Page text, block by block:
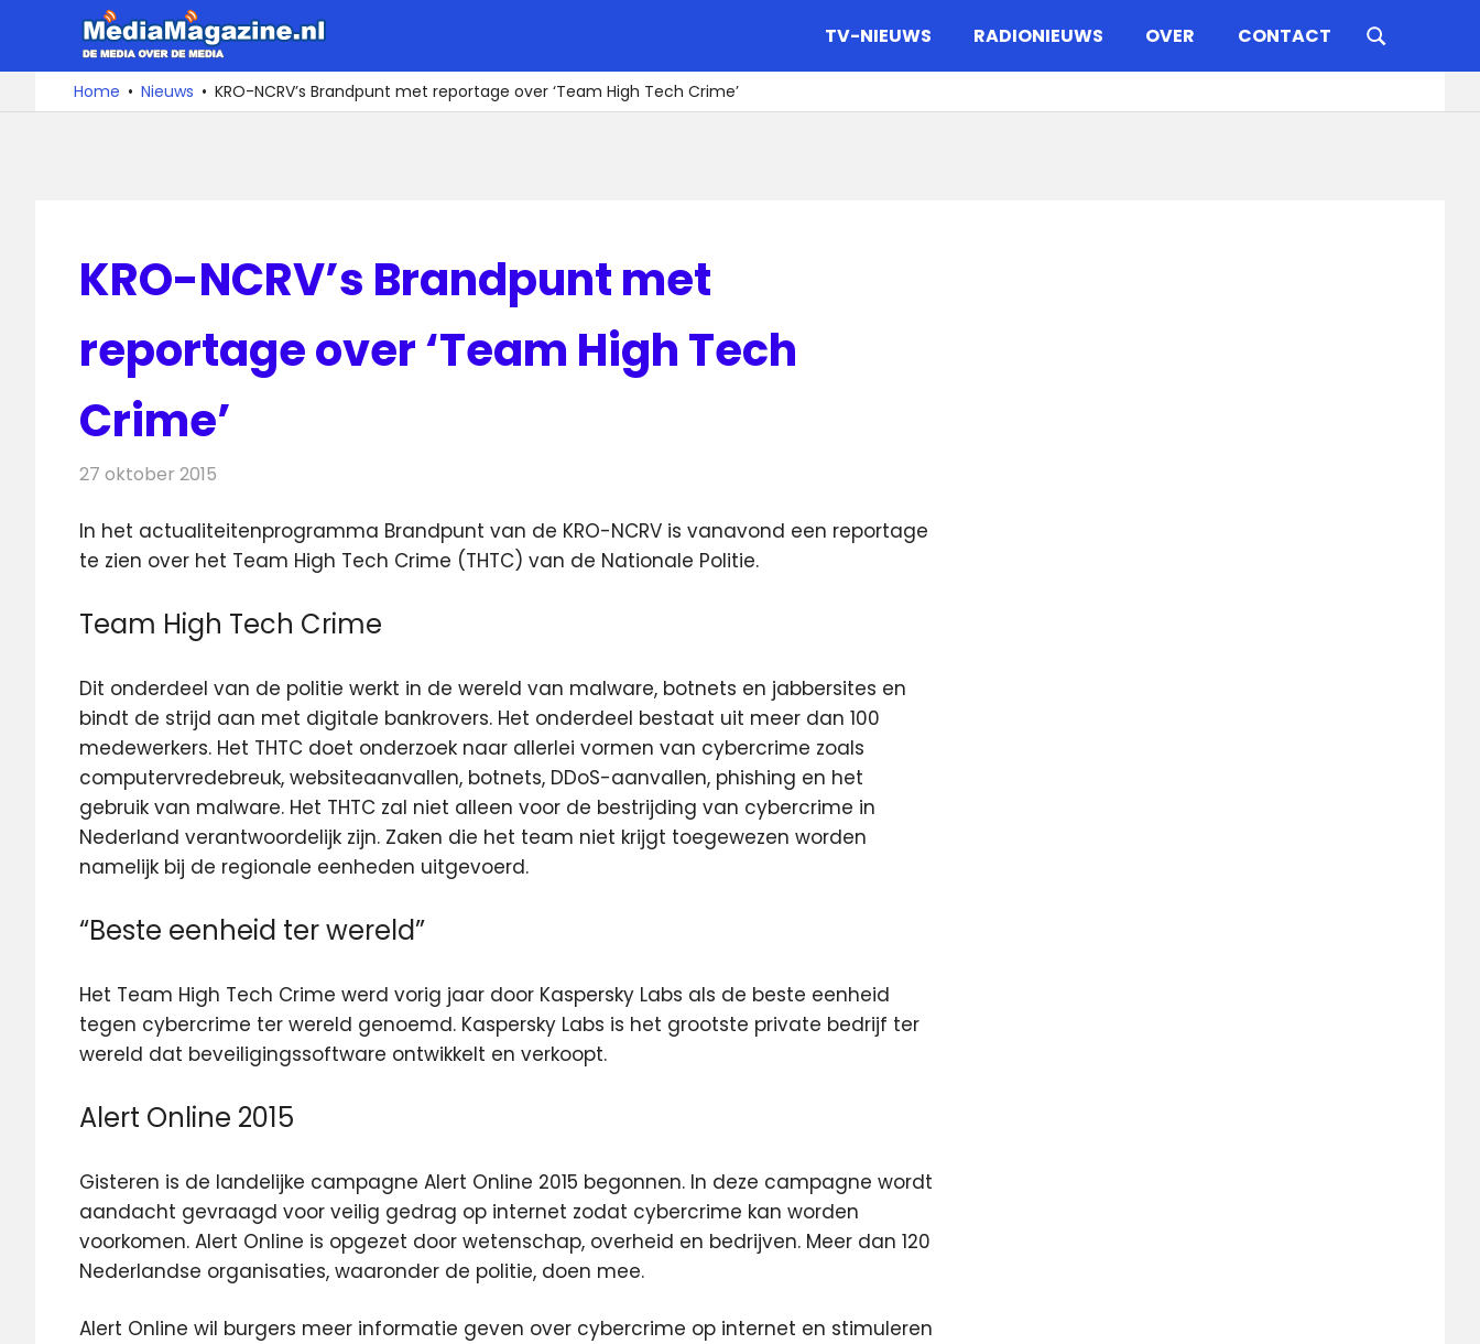
de
De
media
over
TV-NIEUWS RADIONIEUWS OVER CONTACT
Home Nieuws KRO-NCRV’s Brandpunt met reportage over ‘Team High Tech Crime’
KRO-NCRV’s Brandpunt met
reportage over ‘Team High Tech
Crime’
27 oktober 2015
In het actualiteitenprogramma Brandpunt van de KRO-NCRV is vanavond een reportage
te zien over het Team High Tech Crime (THTC) van de Nationale Politie.
Team High Tech Crime
Dit onderdeel van de politie werkt in de wereld van malware, botnets en jabbersites en
bindt de strijd aan met digitale bankrovers. Het onderdeel bestaat uit meer dan 100
medewerkers. Het THTC doet onderzoek naar allerlei vormen van cybercrime zoals
computervredebreuk, websiteaanvallen, botnets, DDoS-aanvallen, phishing en het
gebruik van malware. Het THTC zal niet alleen voor de bestrijding van cybercrime in
Nederland verantwoordelijk zijn. Zaken die het team niet krijgt toegewezen worden
namelijk bij de regionale eenheden uitgevoerd.
“Beste eenheid ter wereld”
Het Team High Tech Crime werd vorig jaar door Kaspersky Labs als de beste eenheid
tegen cybercrime ter wereld genoemd. Kaspersky Labs is het grootste private bedrijf ter
wereld dat beveiligingssoftware ontwikkelt en verkoopt.
Alert Online 2015
Gisteren is de landelijke campagne Alert Online 2015 begonnen. In deze campagne wordt
aandacht gevraagd voor veilig gedrag op internet zodat cybercrime kan worden
voorkomen. Alert Online is opgezet door wetenschap, overheid en bedrijven. Meer dan 120
Nederlandse organisaties, waaronder de politie, doen mee.
Alert Online wil burgers meer informatie geven over cybercrime op internet en stimuleren